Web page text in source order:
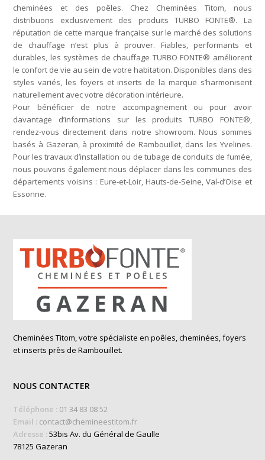
cheminées et des poêles. Chez Cheminées Titom, nous
distribuons exclusivement des produits TURBO FONTE®. La
réputation de cette marque française sur le marché des solutions
de chauffage n’est plus à prouver. Fiables, performants et
durables, les systèmes de chauffage TURBO FONTE® améliorent
le confort de vie au sein de votre habitation. Disponibles dans des
styles variés, les foyers et inserts de la marque s’harmonisent
naturellement avec votre décoration intérieure.
Pour bénéficier de notre accompagnement ou pour avoir
davantage d’informations sur les produits TURBO FONTE®,
rendez-vous directement dans notre showroom. Nous sommes
basés à Gazeran, à proximité de Rambouillet, dans les Yvelines.
Pour les travaux d’installation ou de tubage de conduits de fumée,
nous pouvons également nous déplacer dans les communes des
départements voisins : Eure-et-Loir, Hauts-de-Seine, Val-d’Oise et
Essonne.
Cheminées Titom, votre spécialiste en poêles, cheminées, foyers
et inserts près de Rambouillet.
NOUS CONTACTER
Téléphone : 01 34 83 08 52
Email : contact@chemineestitom.fr
Adresse :53bis Av. du Général de Gaulle
78125 Gazeran